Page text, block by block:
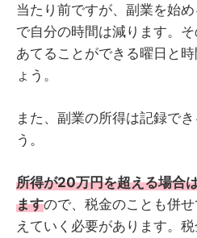
当たり前ですが、副業を始
で自分の時間は減ります。
あてることができる曜日と
ょう。
また、副業の所得は記録で
う。
所得が20万円を超える場合
ますので、税金のことも併
えていく必要があります。